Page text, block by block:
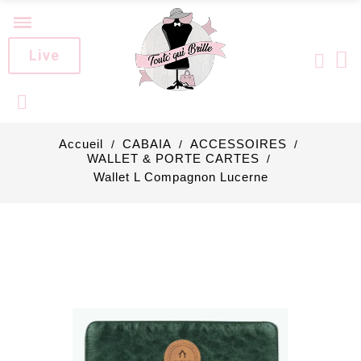
Live
Accueil CABAIA
ACCESSOIRES
WALLET & PORTE CARTES
Wallet L Compagnon Lucerne